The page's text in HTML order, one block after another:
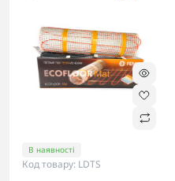
В наявності
Код товару: LDTS